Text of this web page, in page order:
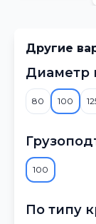
Другие
Диаметр
80 100
100
По типу